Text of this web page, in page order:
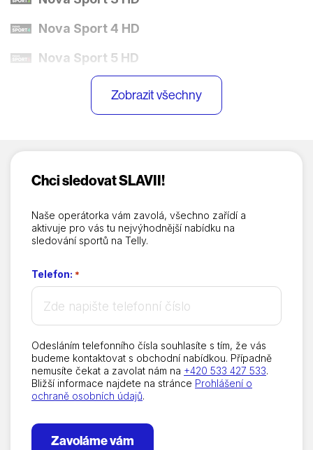
Nova Sport 4 HD
Nova Sport 5 HD
Nova Sport 6 HD
Golf Channel HD
Arena Sport 1 HD
Auto Motor Sport HD
Zobrazit všechny
Chci sledovat SLAVII!
Naše operátorka vám zavolá, všechno zařídí a
aktivuje pro vás tu nejvýhodnější nabídku na
sledování sportů na Telly.
Telefon: *
Odesláním telefonního čísla souhlasíte s tím, že vás
budeme kontaktovat s obchodní nabídkou. Případně
nemusíte čekat a zavolat nám na +420 533 427 533.
Bližší informace najdete na stránce Prohlášení o
ochraně osobních údajů.
Zavoláme vám